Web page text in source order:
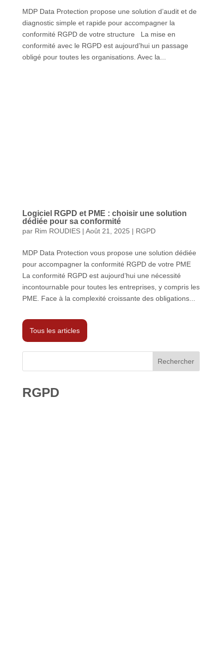
MDP Data Protection propose une solution d’audit et de
diagnostic simple et rapide pour accompagner la
conformité RGPD de votre structure La mise en
conformité avec le RGPD est aujourd’hui un passage
obligé pour toutes les organisations. Avec la...
Logiciel RGPD et PME : choisir une solution
dédiée pour sa conformité
par Rim ROUDIES| Août 21, 2025 | RGPD
MDP Data Protection vous propose une solution dédiée
pour accompagner la conformité RGPD de votre PME
La conformité RGPD est aujourd’hui une nécessité
incontournable pour toutes les entreprises, y compris les
PME. Face à la complexité croissante des obligations...
Tous les articles
Rechercher
RGPD